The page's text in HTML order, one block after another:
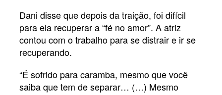
Dani disse que depois da traição, foi difícil
para ela recuperar a “fé no amor”. A atriz
contou com o trabalho para se distrair e ir se
recuperando.
“É sofrido para caramba, mesmo que você
saiba que tem de separar… (…) Mesmo